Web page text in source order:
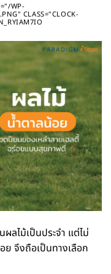
WP-
CLASS="CLOCK-
ลไม้เป็นประจำ แต่ไม่
ย จึงถือเป็นทางเลือก